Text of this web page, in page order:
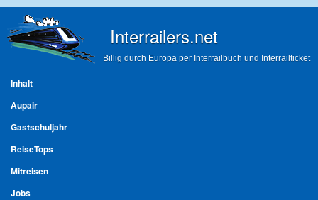
Interrailers.net
Billig durch Europa per Interrailbuch und Interrailticket
Hauptmenü
Inhalt
Aupair
Gastschuljahr
ReiseTops
Mitreisen
Jobs